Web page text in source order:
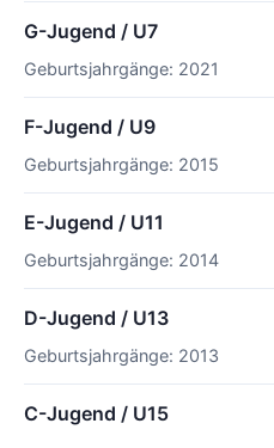
G-Jugend / U7
Geburtsjahrgänge: 2021
F-Jugend / U9
Geburtsjahrgänge: 2015
E-Jugend / U11
Geburtsjahrgänge: 2014
D-Jugend / U13
Geburtsjahrgänge: 2013
C-Jugend / U15